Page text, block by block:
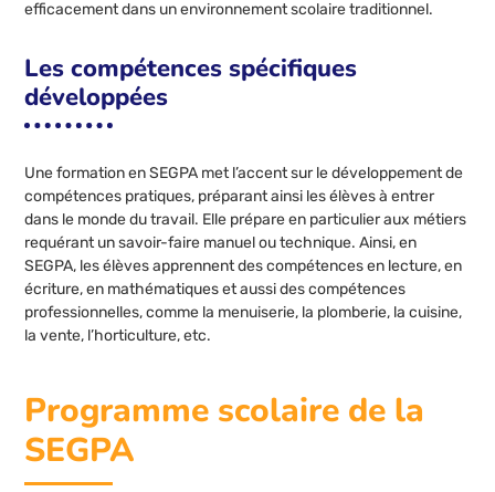
efficacement dans un environnement scolaire traditionnel.
Les compétences spécifiques
développées
Une formation en SEGPA met l’accent sur le développement de
compétences pratiques, préparant ainsi les élèves à entrer
dans le monde du travail. Elle prépare en particulier aux métiers
requérant un savoir-faire manuel ou technique. Ainsi, en
SEGPA, les élèves apprennent des compétences en lecture, en
écriture, en mathématiques et aussi des compétences
professionnelles, comme la menuiserie, la plomberie, la cuisine,
la vente, l’horticulture, etc.
Programme scolaire de la
SEGPA